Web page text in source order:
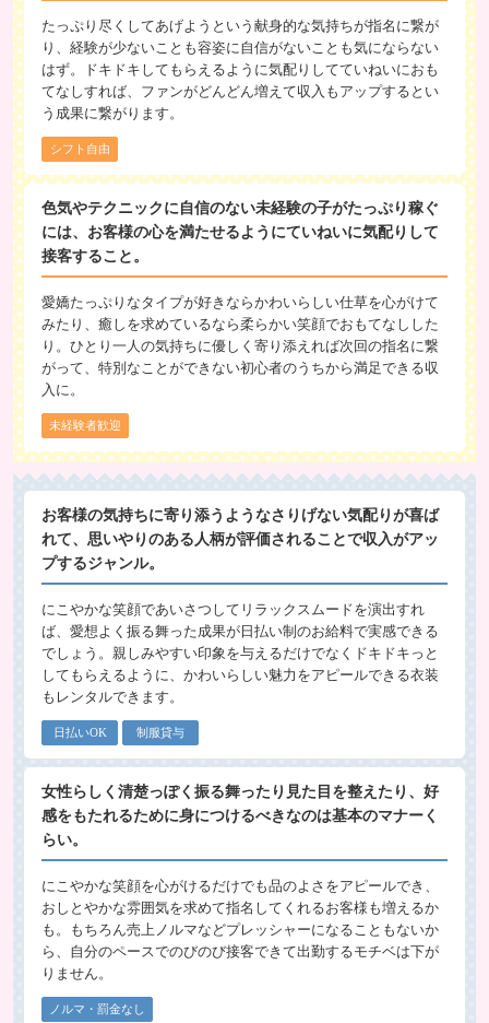
たっぷり尽くしてあげようという献身的な気持ちが指名に繋が
り、経験が少ないことも容姿に自信がないことも気にならない
はず。ドキドキしてもらえるように気配りしてていねいにおも
てなしすれば、ファンがどんどん増えて収入もアップするとい
う成果に繋がります。
シフト自由
色気やテクニックに自信のない未経験の子がたっぷり稼ぐ
には、お客様の心を満たせるようにていねいに気配りして
接客すること。
愛嬌たっぷりなタイプが好きならかわいらしい仕草を心がけて
みたり、癒しを求めているなら柔らかい笑顔でおもてなしした
り。ひとり一人の気持ちに優しく寄り添えれば次回の指名に繋
がって、特別なことができない初心者のうちから満足できる収
入に。
未経験者歓迎
お客様の気持ちに寄り添うようなさりげない気配りが喜ば
れて、思いやりのある人柄が評価されることで収入がアッ
プするジャンル。
にこやかな笑顔であいさつしてリラックスムードを演出すれ
ば、愛想よく振る舞った成果が日払い制のお給料で実感できる
でしょう。親しみやすい印象を与えるだけでなくドキドキっと
してもらえるように、かわいらしい魅力をアピールできる衣装
もレンタルできます。
日払いOK 制服貸与
女性らしく清楚っぽく振る舞ったり見た目を整えたり、好
感をもたれるために身につけるべきなのは基本のマナーく
らい。
にこやかな笑顔を心がけるだけでも品のよさをアピールでき、
おしとやかな雰囲気を求めて指名してくれるお客様も増えるか
も。もちろん売上ノルマなどプレッシャーになることもないか
ら、自分のペースでのびのび接客できて出勤するモチベは下が
りません。
ノルマ・罰金なし